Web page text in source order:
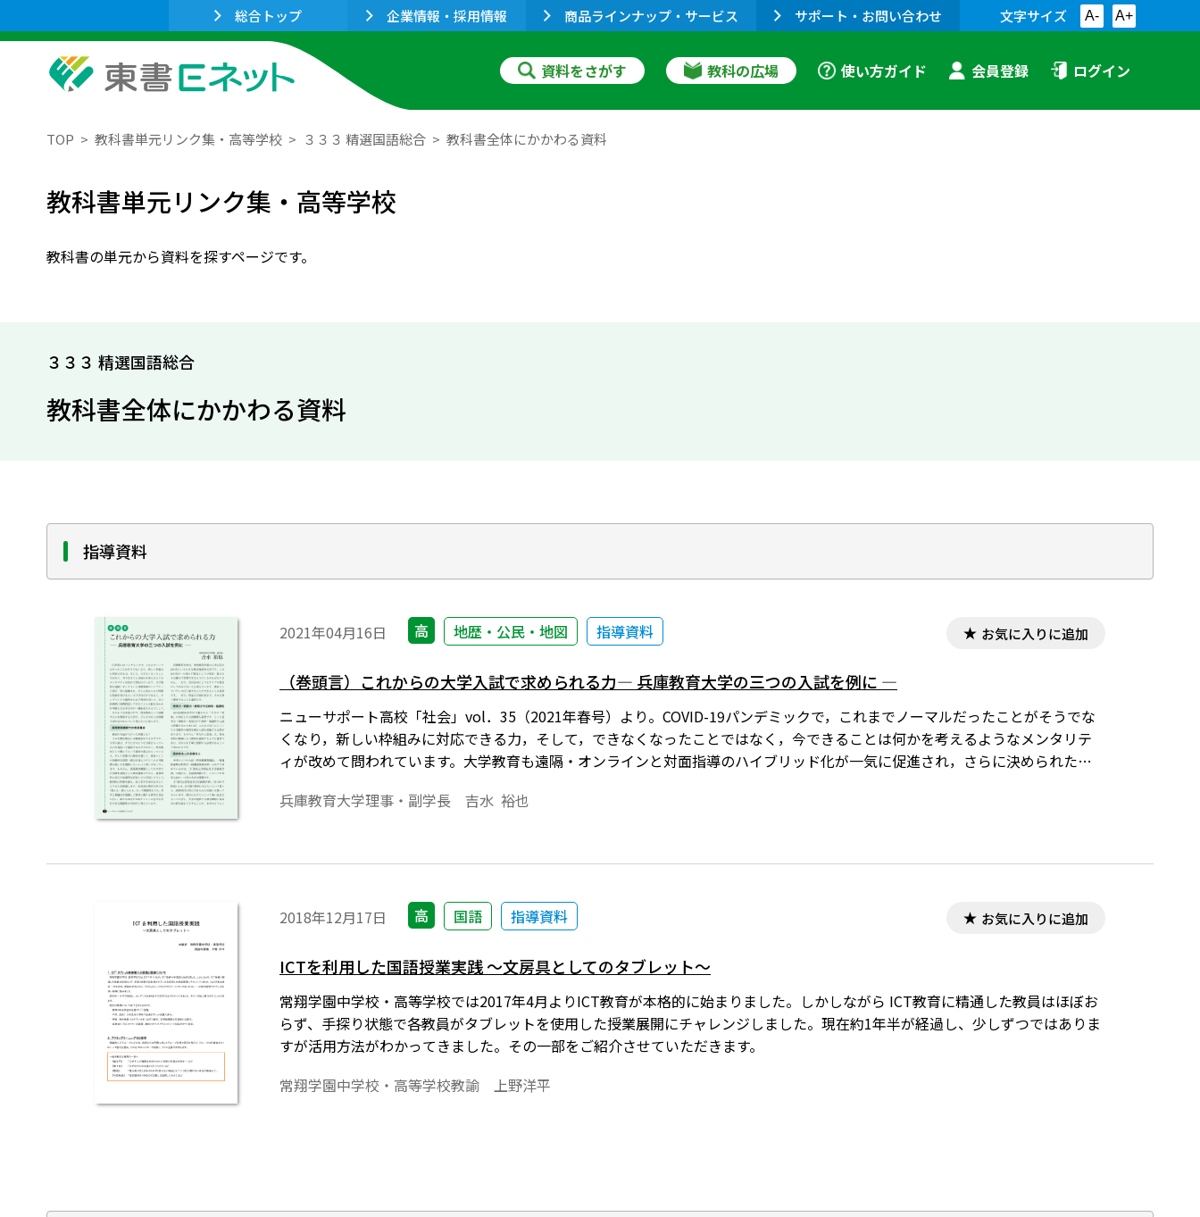
総合トップ 企業情報・採用情報 商品ラインナップ・サービス サポート・お問い合わせ 文字サイズ A- A+
資料をさがす 教科の広場 使い方ガイド 会員登録 ログイン
TOP 教科書単元リンク集・高等学校 ３３３ 精選国語総合 教科書全体にかかわる資料
教科書単元リンク集・高等学校
教科書の単元から資料を探すページです。
３３３ 精選国語総合
教科書全体にかかわる資料
指導資料
2021年04月16日 高 地歴・公民・地図 指導資料 お気に入りに追加
（巻頭言）これからの大学入試で求められる力― 兵庫教育大学の三つの入試を例に ―
ニューサポート高校「社会」vol．35（2021年春号）より。COVID-19パンデミックで，これまでノーマルだったことがそうでな
くなり，新しい枠組みに対応できる力，そして，できなくなったことではなく，今できることは何かを考えるようなメンタリテ
ィが改めて問われています。大学教育も遠隔・オンラインと対面指導のハイブリッド化が一気に促進され，さらに決められた時
との組み合わせが可能となる学び方が一層拡充されるでしょう。そのような変化の中で，将来教員として活躍する人を養成する
兵庫教育大学理事・副学長 吉水 裕也
2018年12月17日 高 国語 指導資料 お気に入りに追加
ICTを利用した国語授業実践 ～文房具としてのタブレット～
常翔学園中学校・高等学校では2017年4月よりICT教育が本格的に始まりました。しかしながら ICT教育に精通した教員はほぼお
らず、手探り状態で各教員がタブレットを使用した授業展開にチャレンジしました。現在約1年半が経過し、少しずつではありま
すが活用方法がわかってきました。その一部をご紹介させていただきます。
常翔学園中学校・高等学校教諭 上野洋平